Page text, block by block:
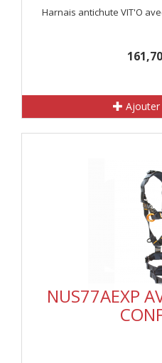
Harnais antichute VIT'O
Ajouter
NUS77AEXP